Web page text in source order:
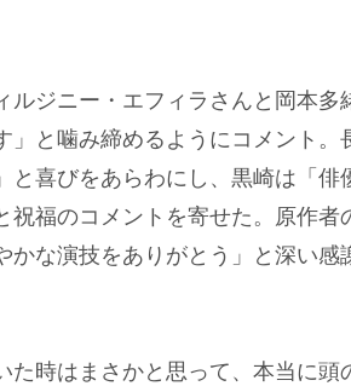
ジニー・エフィラさんと岡本多
」と噛み締めるようにコメント。
と喜びをあらわにし、黒崎は「俳
祝福のコメントを寄せた。原作者
かな演技をありがとう」と深い感
時はまさかと思って、本当に頭